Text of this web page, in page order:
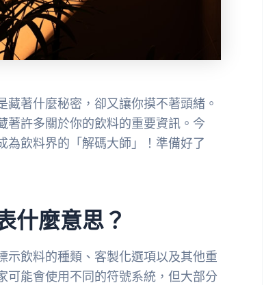
著什麼秘密，卻又讓你摸不著頭緒。
著許多關於你的飲料的重要資訊。今
為飲料界的「解碼大師」！準備好了
什麼意思？
示飲料的種類、客製化選項以及其他重
可能會使用不同的符號系統，但大部分